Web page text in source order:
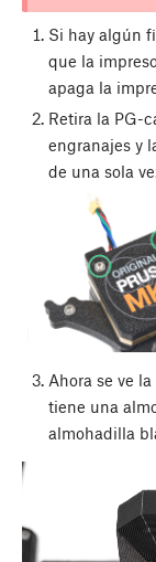
Si hay algún
que la
apaga la
Retira la PG-
engranajes y
de una sola
Ahora se ve
tiene una
almohadilla